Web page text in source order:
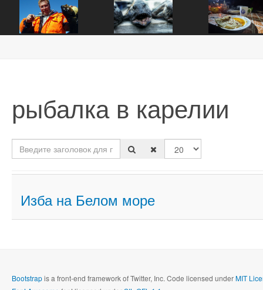
рыбалка в карелии
Введите заголовок для поиска... Кол-во строк:
Изба на Белом море
Bootstrapis a front-end framework of Twitter, Inc. Code licensed underMIT